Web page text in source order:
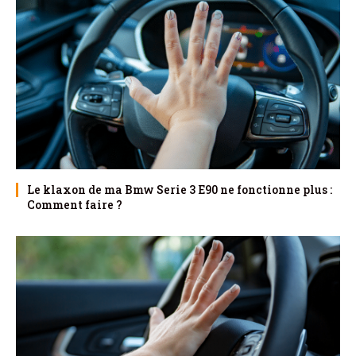
Le klaxon de ma Bmw Serie 3 E90 ne fonctionne plus :
Comment faire ?